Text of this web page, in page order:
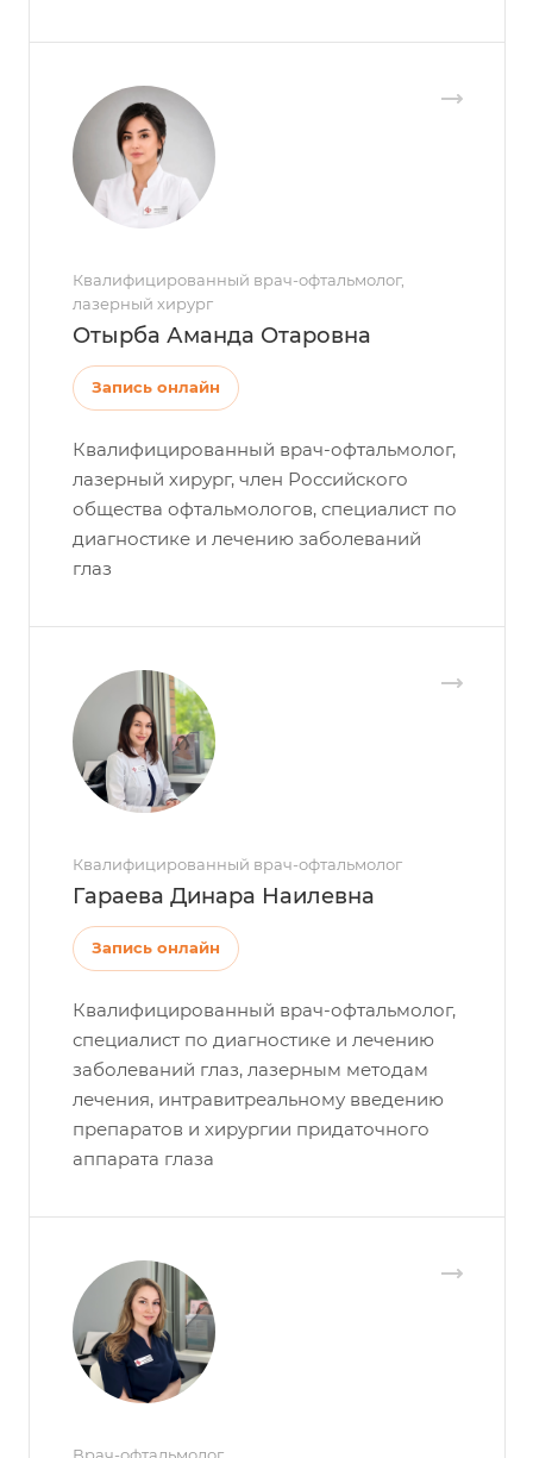
Квалифицированный врач-офтальмолог,
лазерный хирург
Отырба Аманда Отаровна
Запись онлайн
Квалифицированный врач-офтальмолог,
лазерный хирург, член Российского
общества офтальмологов, специалист по
диагностике и лечению заболеваний
глаз
Квалифицированный врач-офтальмолог
Гараева Динара Наилевна
Запись онлайн
Квалифицированный врач-офтальмолог,
специалист по диагностике и лечению
заболеваний глаз, лазерным методам
лечения, интравитреальному введению
препаратов и хирургии придаточного
аппарата глаза